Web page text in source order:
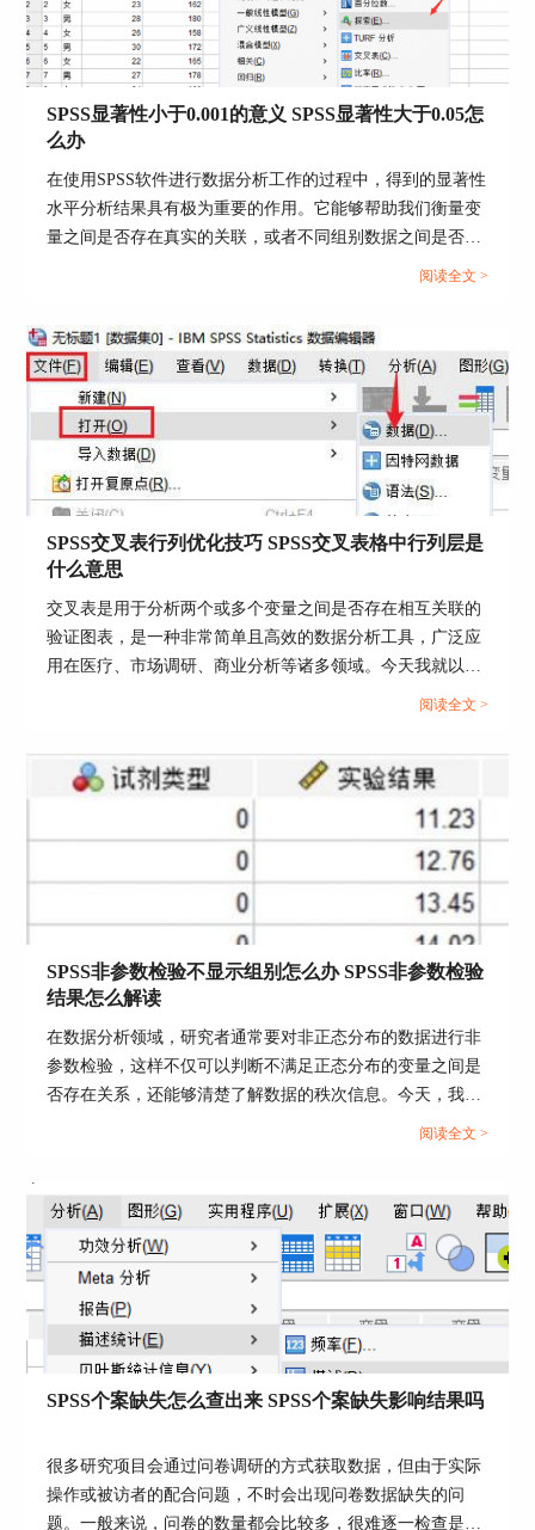
4、检验变量：进入单样本T检验的设置界面后，我
们将数据信息中的销售额拖拽到“检验变量”的设置
窗口中，下方的“检验值”设置为15。
图4：检验变量
5、选项设置：点击右侧的选项按钮。“置信区间百
分比”设置为95%，缺失值选项则勾选下方的“按具
体分析排除个案”。
数量”。在这里，我选择了30个样本数。完成上述
设置后，点击“确定”命令，开始进行单尾检验。
二、SPSS单尾检验p值与什么比较
SPSS完成数据分析操作后，会弹出对应的结果查看
的“显著性”。
如下图所示，其中的显著性为0.03，是小于0.05
的，说明原始数据中的销售额是符合我们前期设置
的检测值。
SPSS显著性小于0.001的意义 SPSS显著性大于0.05怎
么办
在使用SPSS软件进行数据分析工作的过程中，得到的显著性
水平分析结果具有极为重要的作用。它能够帮助我们衡量变
量之间是否存在真实的关联，或者不同组别数据之间是否存
在实质性的差异。今天我们就一起来探讨关于SPSS显著性小
阅读全文 >
SPSS交叉表行列优化技巧 SPSS交叉表格中行列层是
什么意思
交叉表是用于分析两个或多个变量之间是否存在相互关联的
验证图表，是一种非常简单且高效的数据分析工具，广泛应
用在医疗、市场调研、商业分析等诸多领域。今天我就以
SPSS交叉表行列优化技巧，SPSS交叉表格中行列层是什么
相关知识。...
阅读全文 >
SPSS非参数检验不显示组别怎么办 SPSS非参数检验
结果怎么解读
在数据分析领域，研究者通常要对非正态分布的数据进行非
参数检验，这样不仅可以判断不满足正态分布的变量之间是
否存在关系，还能够清楚了解数据的秩次信息。今天，我们
以SPSS非参数检验不显示组别怎么办，SPSS非参数检验结
阅读全文 >
SPSS个案缺失怎么查出来 SPSS个案缺失影响结果吗
很多研究项目会通过问卷调研的方式获取数据，但由于实际
操作或被访者的配合问题，不时会出现问卷数据缺失的问
题。一般来说，问卷的数量都会比较多，很难逐一检查是不